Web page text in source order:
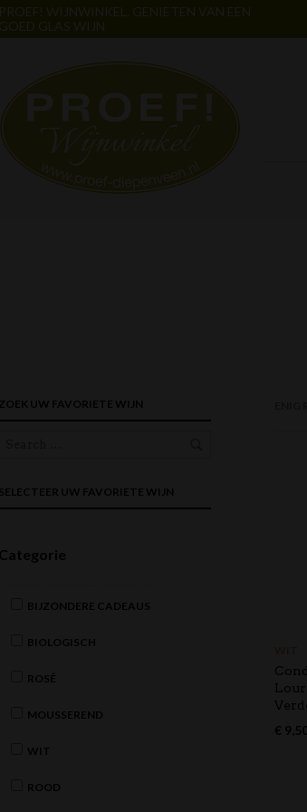
PROEF! WIJNWINKEL. GENIETEN VAN EEN
GOED GLAS WIJN
ZOEK UW FAVORIETE WIJN
SELECTEER UW FAVORIETE WIJN
Categorie
BIJZONDERE CADEAUS
BIOLOGISCH
ROSÉ
MOUSSEREND
WIT
ROOD
€